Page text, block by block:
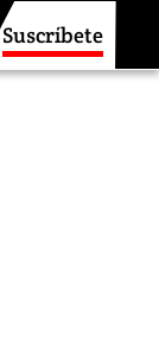
Suscríbete